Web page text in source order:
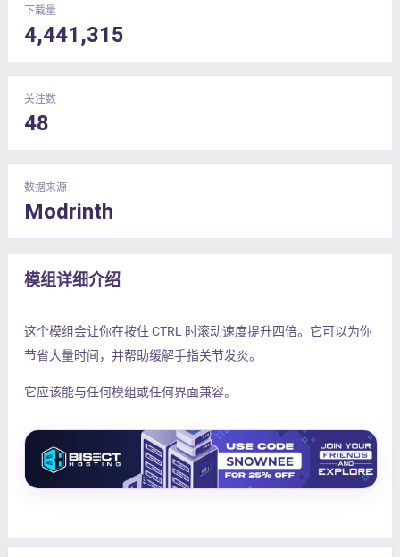
下载量
4,441,315
关注数
48
数据来源
Modrinth
模组详细介绍
这个模组会让你在按住 CTRL 时滚动速度提升四倍。它可以为你
节省大量时间，并帮助缓解手指关节发炎。
它应该能与任何模组或任何界面兼容。